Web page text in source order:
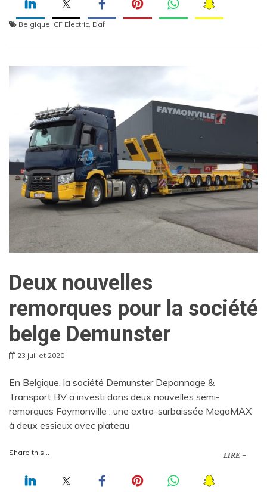
Belgique CF Electric Daf
Deux nouvelles
remorques pour la société
belge Demunster
23 juillet 2020
En Belgique, la société Demunster Depannage &
Transport BV a investi dans deux nouvelles semi-
remorques Faymonville : une extra-surbaissée MegaMAX
à deux essieux avec plateau
Share this... LIRE +